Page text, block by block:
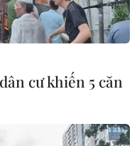
cư khiến 5 căn